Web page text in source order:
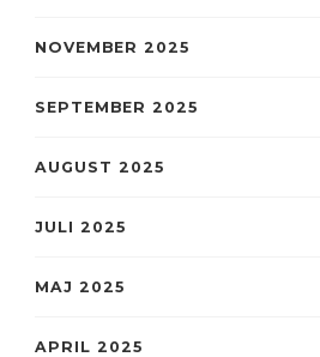
NOVEMBER 2025
SEPTEMBER 2025
AUGUST 2025
JULI 2025
MAJ 2025
APRIL 2025